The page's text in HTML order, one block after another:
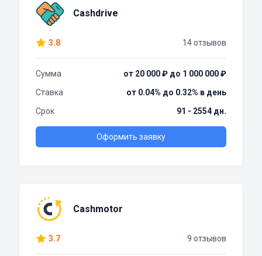
Cashdrive
3.8 14 отзывов
Сумма
от 20 000 ₽ до 1 000 000 ₽
Ставка
от 0.04% до 0.32% в день
Срок
91 - 2554 дн.
Оформить заявку
Cashmotor
3.7 9 отзывов